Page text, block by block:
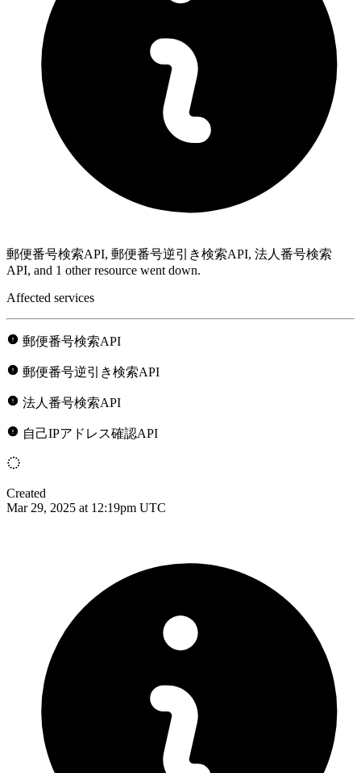
郵便番号検索API, 郵便番号逆引き検索API, 法人番号検索
API, and 1 other resource went down.
Affected services
郵便番号検索API
郵便番号逆引き検索API
法人番号検索API
自己IPアドレス確認API
Created
Mar 29, 2025 at 12:19pm UTC